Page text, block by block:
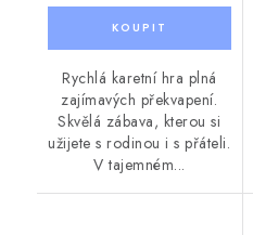
Rychlá karetní hra plná
zajímavých překvapení.
Skvělá zábava, kterou si
užijete s rodinou i s přáteli.
V tajemném...